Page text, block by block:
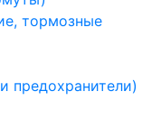
тормозные
предохранители)